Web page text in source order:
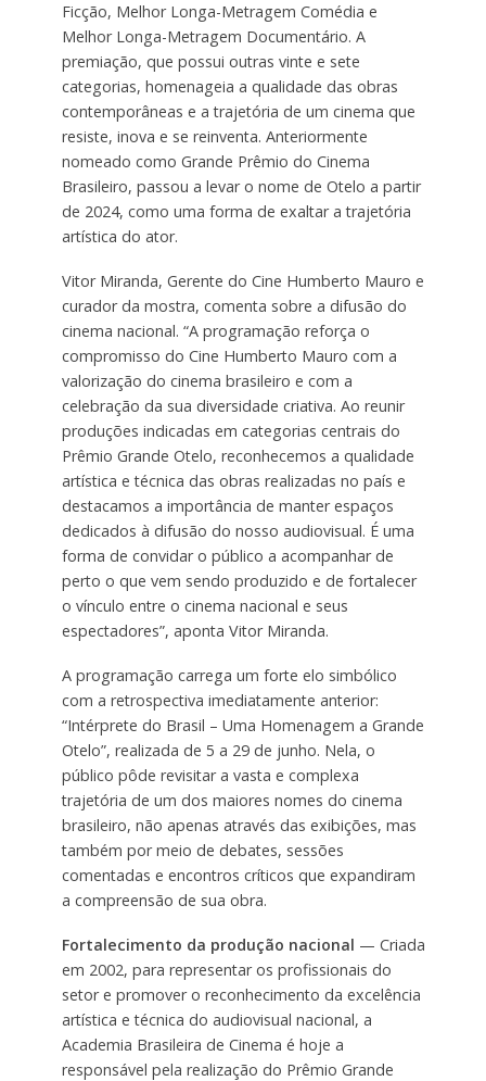
Ficção, Melhor Longa-Metragem Comédia e
Melhor Longa-Metragem Documentário. A
premiação, que possui outras vinte e sete
categorias, homenageia a qualidade das obras
contemporâneas e a trajetória de um cinema que
resiste, inova e se reinventa. Anteriormente
nomeado como Grande Prêmio do Cinema
Brasileiro, passou a levar o nome de Otelo a partir
de 2024, como uma forma de exaltar a trajetória
artística do ator.
Vitor Miranda, Gerente do Cine Humberto Mauro e
curador da mostra, comenta sobre a difusão do
cinema nacional. “A programação reforça o
compromisso do Cine Humberto Mauro com a
valorização do cinema brasileiro e com a
celebração da sua diversidade criativa. Ao reunir
produções indicadas em categorias centrais do
Prêmio Grande Otelo, reconhecemos a qualidade
artística e técnica das obras realizadas no país e
destacamos a importância de manter espaços
dedicados à difusão do nosso audiovisual. É uma
forma de convidar o público a acompanhar de
perto o que vem sendo produzido e de fortalecer
o vínculo entre o cinema nacional e seus
espectadores”, aponta Vitor Miranda.
A programação carrega um forte elo simbólico
com a retrospectiva imediatamente anterior:
“Intérprete do Brasil – Uma Homenagem a Grande
Otelo”, realizada de 5 a 29 de junho. Nela, o
público pôde revisitar a vasta e complexa
trajetória de um dos maiores nomes do cinema
brasileiro, não apenas através das exibições, mas
também por meio de debates, sessões
comentadas e encontros críticos que expandiram
a compreensão de sua obra.
Fortalecimento da produção nacional — Criada
em 2002, para representar os profissionais do
setor e promover o reconhecimento da excelência
artística e técnica do audiovisual nacional, a
Academia Brasileira de Cinema é hoje a
responsável pela realização do Prêmio Grande